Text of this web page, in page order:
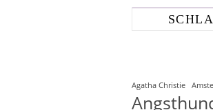
Agatha Christie